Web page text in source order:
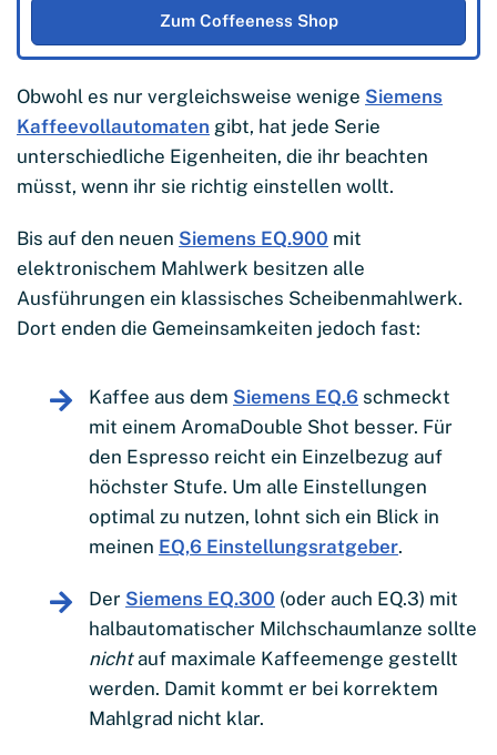
Zum Coffeeness Shop
Obwohl es nur vergleichsweise wenige Siemens
Kaffeevollautomaten gibt, hat jede Serie
unterschiedliche Eigenheiten, die ihr beachten
müsst, wenn ihr sie richtig einstellen wollt.
Bis auf den neuen Siemens EQ.900 mit
elektronischem Mahlwerk besitzen alle
Ausführungen ein klassisches Scheibenmahlwerk.
Dort enden die Gemeinsamkeiten jedoch fast:
Kaffee aus dem Siemens EQ.6 schmeckt
mit einem AromaDouble Shot besser. Für
den Espresso reicht ein Einzelbezug auf
höchster Stufe. Um alle Einstellungen
optimal zu nutzen, lohnt sich ein Blick in
meinen EQ,6 Einstellungsratgeber.
Der Siemens EQ.300 (oder auch EQ.3) mit
halbautomatischer Milchschaumlanze sollte
nichtauf maximale Kaffeemenge gestellt
werden. Damit kommt er bei korrektem
Mahlgrad nicht klar.